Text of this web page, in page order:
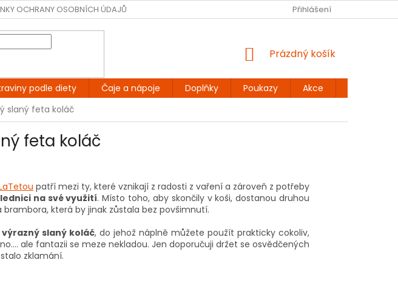
OCHRANY OSOBNÍCH ÚDAJŮ KONTAKT DOPRAVA A PLATBA
Přihlášení
NÁKUPNÍ
Prázdný košík
podle diety Čaje a nápoje Doplňky Poukazy Akce
slaný feta koláč
feta koláč
patří mezi ty, které vznikají z radosti z vaření a zároveň z potřeby
na své využití. Místo toho, aby skončily v koši, dostanou druhou
která by jinak zůstala bez povšimnutí.
slaný koláč, do jehož náplně můžete použít prakticky cokoliv,
ale fantazii se meze nekladou. Jen doporučuji držet se osvědčených
zklamání.